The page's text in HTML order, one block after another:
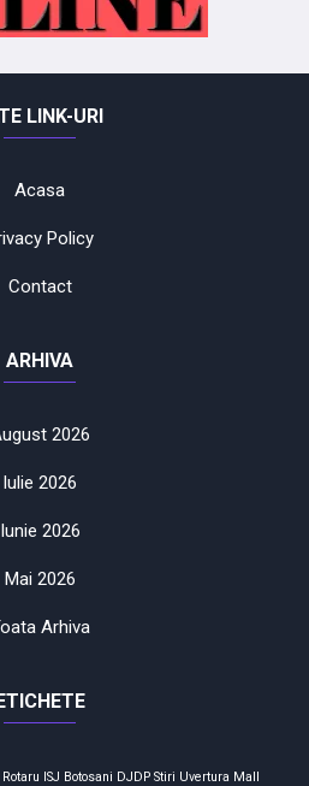
LINK-URI
Acasa
Policy
Contact
ARHIVA
2026
Iulie 2026
Iunie 2026
Mai 2026
Arhiva
ISJ Botosani DJDP Stiri Uvertura Mall